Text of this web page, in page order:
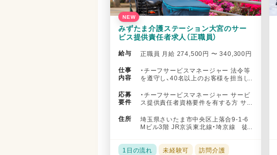
NEW
みずたま介護ステーション大宮のサー
ビス提供責任者求人（正職員）
給与
正職員 月給 274,500円 〜 340,300円
仕事
内容
・チーフサービスマネージャー 法令等
を遵守し、40名以上のお客様を担当し
応募
要件
・チーフサービスマネージャー サービ
ス提供責任者資格要件を有する方 サ
住所
埼玉県さいたま市中央区上落合9-1-6
Mビル3階 JR京浜東北線・埼京線 徒
1日の流れ
未経験可 訪問介護